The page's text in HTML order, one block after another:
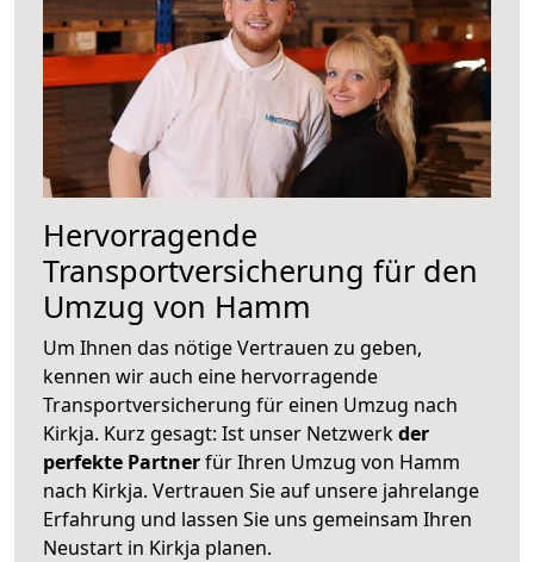
Hervorragende
Transportversicherung für den
Umzug von Hamm
Um Ihnen das nötige Vertrauen zu geben,
kennen wir auch eine hervorragende
Transportversicherung für einen Umzug nach
Kirkja. Kurz gesagt: Ist unser Netzwerkder
perfekte Partnerfür Ihren Umzug von Hamm
nach Kirkja. Vertrauen Sie auf unsere jahrelange
Erfahrung und lassen Sie uns gemeinsam Ihren
Neustart in Kirkja planen.